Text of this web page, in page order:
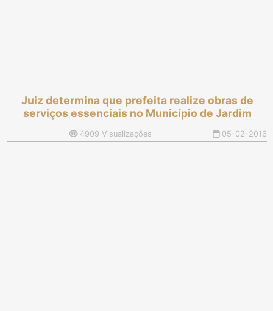
Juiz determina que prefeita realize obras de
serviços essenciais no Município de Jardim
4909 Visualizações 05-02-2016